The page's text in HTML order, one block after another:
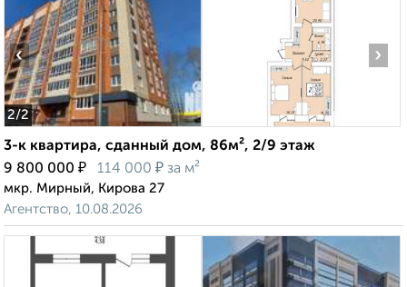
2/2
‹ ›
3-к квартира, сданный дом, 86м², 2/9 этаж
9 800 000 ₽ 114 000 ₽ за м²
мкр. Мирный, Кирова 27
Агентство, 10.08.2026